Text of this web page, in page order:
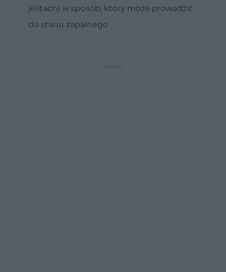
jelitach) w sposób, który może prowadzić
do stanu zapalnego